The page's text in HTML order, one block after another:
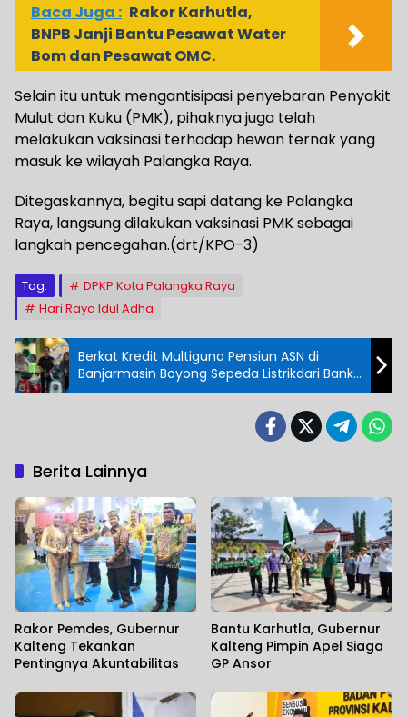
Baca Juga : Rakor Karhutla,
BNPB Janji Bantu Pesawat Water
Bom dan Pesawat OMC.
Selain itu untuk mengantisipasi penyebaran Penyakit
Mulut dan Kuku (PMK), pihaknya juga telah
melakukan vaksinasi terhadap hewan ternak yang
masuk ke wilayah Palangka Raya.
Ditegaskannya, begitu sapi datang ke Palangka
Raya, langsung dilakukan vaksinasi PMK sebagai
langkah pencegahan.(drt/KPO-3)
Tag:
DPKP Kota Palangka Raya
Hari Raya Idul Adha
Berkat Kredit Multiguna Pensiun ASN di
Banjarmasin Boyong Sepeda Listrikdari Bank
Kalsel
Berita Lainnya
Rakor Pemdes, Gubernur
Kalteng Tekankan
Pentingnya Akuntabilitas
Bantu Karhutla, Gubernur
Kalteng Pimpin Apel Siaga
GP Ansor